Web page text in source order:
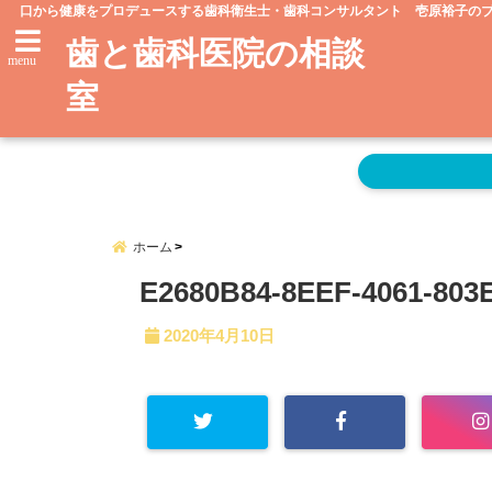
口から健康をプロデュースする歯科衛生士・歯科コンサルタント 壱原裕子の
menu
歯と歯科医院の相談
室
ホーム
E2680B84-8EEF-4061-
2020年4月10日